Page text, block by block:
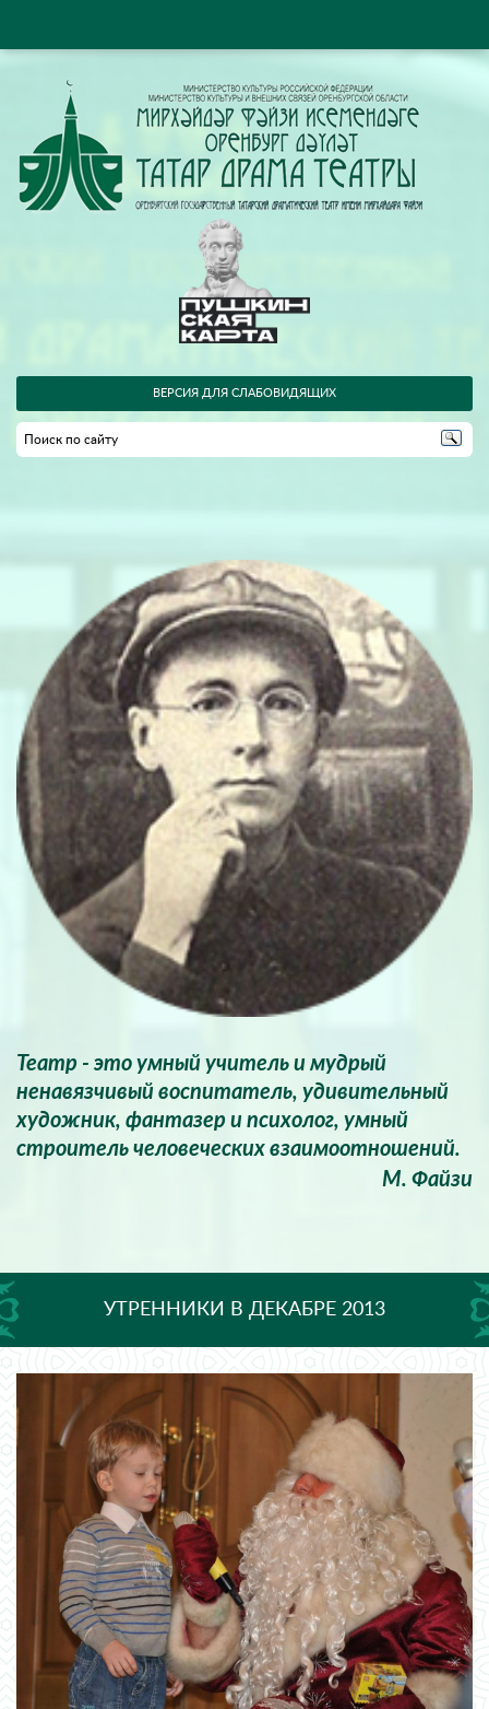
ВЕРСИЯ ДЛЯ СЛАБОВИДЯЩИХ
Театр - это умный учитель и мудрый
ненавязчивый воспитатель, удивительный
художник, фантазер и психолог, умный
строитель человеческих взаимоотношений.
М. Файзи
УТРЕННИКИ В ДЕКАБРЕ 2013